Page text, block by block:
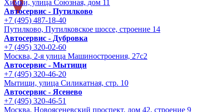
Химки, улица Союзная, дом 11
Автосервис - Путилково
+7 (495) 487-18-40
Путилково, Путилковское шоссе, строение 14
Автосервис - Дубровка
+7 (495) 320-02-60
Москва, 2-я улица Машиностроения, 27с2
Автосервис - Мытищи
+7 (495) 320-46-20
Мытищи, улица Силикатная, стр. 10
Автосервис - Ясенево
+7 (495) 320-46-51
Москва, Новоясеневский проспект, дом 42, строение 9